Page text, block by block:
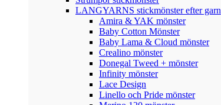
LANGYARNS stickmönster efter garn
Amira & YAK mönster
Baby Cotton Mönster
Baby Lama & Cloud mönster
Crealino mönster
Donegal Tweed + mönster
Infinity mönster
Lace Design
Linello och Pride mönster